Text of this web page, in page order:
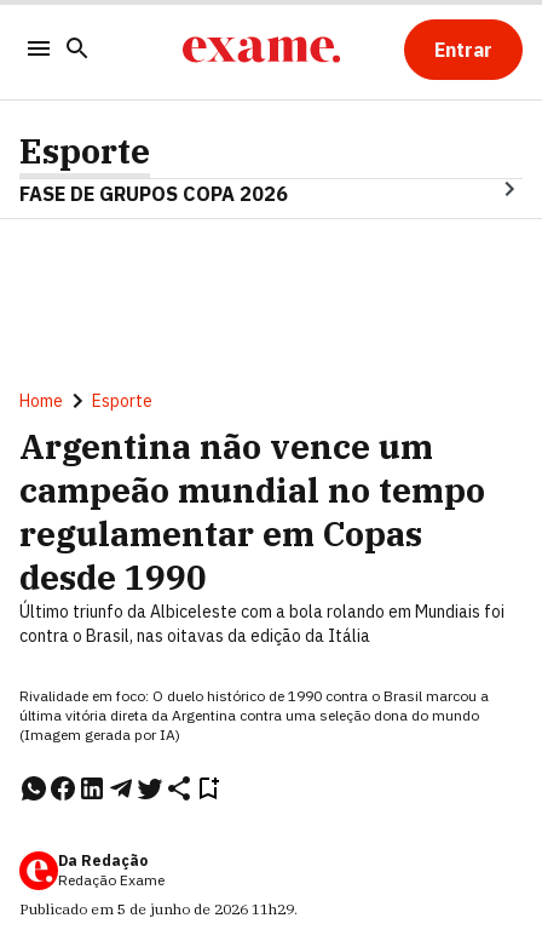
Entrar
Esporte
FASE DE GRUPOS COPA 2026
Home Esporte
Argentina não vence um
campeão mundial no tempo
regulamentar em Copas
desde 1990
Último triunfo da Albiceleste com a bola rolando em Mundiais foi
contra o Brasil, nas oitavas da edição da Itália
Rivalidade em foco: O duelo histórico de 1990 contra o Brasil marcou a
última vitória direta da Argentina contra uma seleção dona do mundo
(Imagem gerada por IA)
Da Redação
Redação Exame
Publicado em 5 de junho de 2026 11h29.